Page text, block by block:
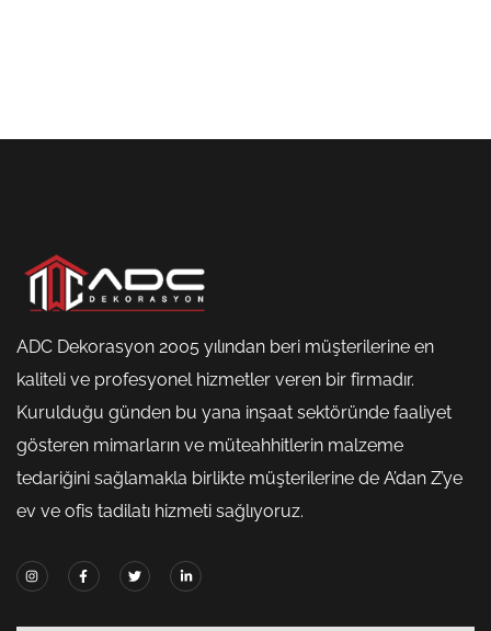
ADC Dekorasyon 2005 yılından beri müşterilerine en
kaliteli ve profesyonel hizmetler veren bir firmadır.
Kurulduğu günden bu yana inşaat sektöründe faaliyet
gösteren mimarların ve müteahhitlerin malzeme
tedariğini sağlamakla birlikte müşterilerine de A’dan Z’ye
ev ve ofis tadilatı hizmeti sağlıyoruz.